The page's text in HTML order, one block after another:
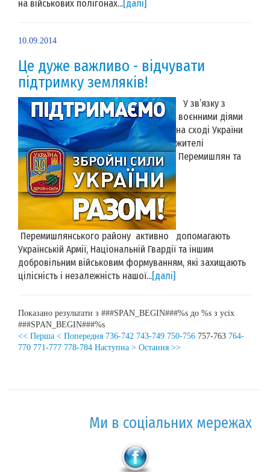
на військових полігонах...[далі]
10.09.2014
Це дуже важливо - відчувати
підтримку земляків!
У зв’язку з
воєнними діями
на сході України
жителі
Перемишлян та
Перемишлянського району активно допомагають
Українській Армії, Національній Гвардії та іншим
добровільним військовим формуванням, які захищають
цілісність і незалежність нашої...[далі]
Показано результати з ###SPAN_BEGIN###%s до %s з усіх
###SPAN_BEGIN###%s
<< Перша < Попередня 736-742 743-749 750-756 757-763 764-
770 771-777 778-784 Наступна > Остання >>
Ми в соціальних мережах